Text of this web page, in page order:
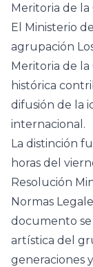
Meritoria de la
El Ministerio
agrupación
Meritoria de
histórica
difusión de la
internacional.
La distinción
horas del
Resolución
Normas
documento se
artística del
generaciones